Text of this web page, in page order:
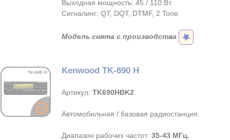
Выходная мощность: 45 / 110 Вт.
Сигналинг: QT, DQT, DTMF, 2 Tone.
Модель снята с производства
Kenwood TK-690 H
Артикул: TK690HBK2
Автомобильная / базовая радиостанция.
Диапазон рабочих частот: 35-43 МГц.